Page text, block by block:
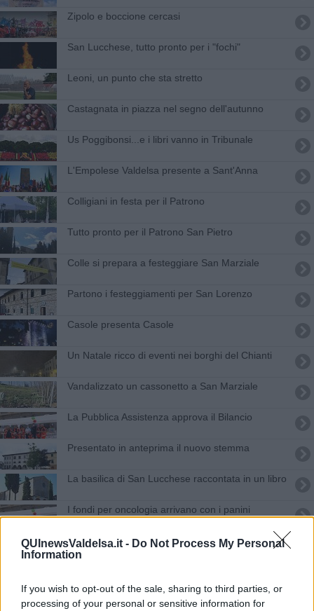
QUInewsValdelsa.it - Do Not Process My Personal
Information
If you wish to opt-out of the sale, sharing to third parties, or
processing of your personal or sensitive information for
Zipolo e boccione cercasi
San Lucchese, tutto pronto per i "fochi"
Leoni, un punto che sta stretto
Castagnata in piazza nel segno dell'autunno
Us Poggibonsi...e i libri vanno in Tribunale
L'Empolese Valdelsa presente a Sant'Anna
Colligiani in festa per il Patrono
Tutto pronto per il Patrono San Pietro
Colle si prepara a festeggiare San Marziale
Partono i festeggiamenti per San Lorenzo
Casole presenta Casole
Un Natale ricco di eventi nei borghi del Chianti
Vandalizzato un cassonetto a San Marziale
La Pubblica Assistenza approva il Bilancio
Presentato in anteprima il nuovo stemma
La basilica di San Lucchese raccontata in un libro
I fondi per oncologia arrivano con i panini
Scuola verso la prima campanella, tutto il
calendario 2024-2025
Santo Patrono, Vigili Urbani in sciopero